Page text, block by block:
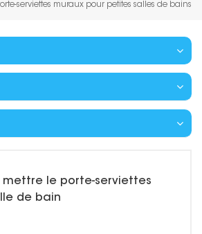
serviettes muraux pour petites salles de bains
mettre le porte-serviettes
de bain